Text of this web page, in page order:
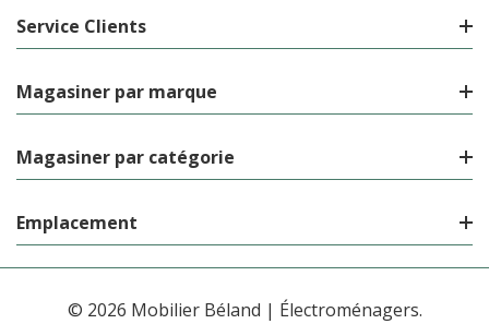
Service Clients
Magasiner par marque
Magasiner par catégorie
Emplacement
© 2026 Mobilier Béland | Électroménagers.